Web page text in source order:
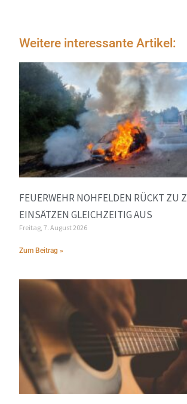
Weitere interessante Artikel:
FEUERWEHR NOHFELDEN RÜCKT ZU
EINSÄTZEN GLEICHZEITIG AUS
Freitag, 7. August 2026
Zum Beitrag »